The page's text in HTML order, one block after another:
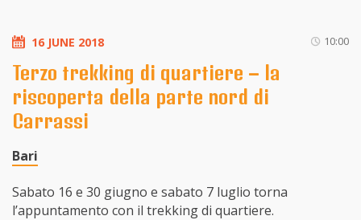
16 JUNE 2018 10:00
Terzo trekking di quartiere – la
riscoperta della parte nord di
Carrassi
Bari
Sabato 16 e 30 giugno e sabato 7 luglio torna
l’appuntamento con il trekking di quartiere.